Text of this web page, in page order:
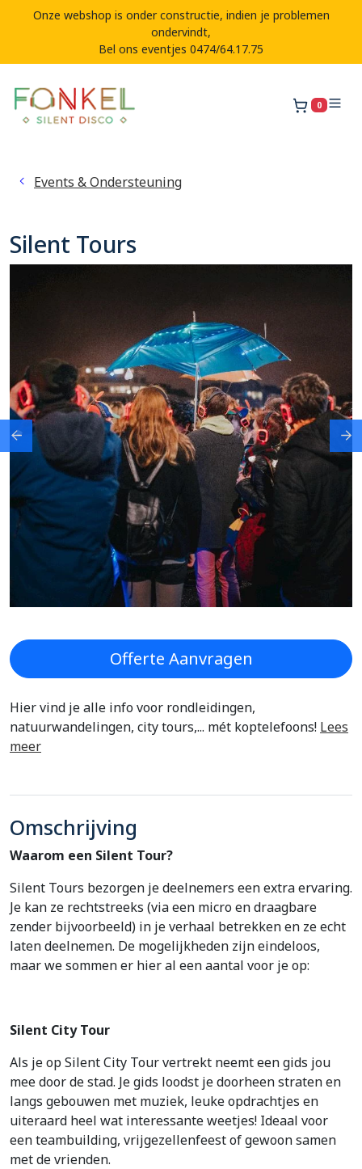
Onze webshop is onder constructie, indien je problemen
ondervindt,
Bel ons eventjes 0474/64.17.75
0
Events & Ondersteuning
Silent Tours
Previous
Offerte Aanvragen
Hier vind je alle info voor rondleidingen,
natuurwandelingen, city tours,... mét koptelefoons! Lees
meer
Omschrijving
Waarom een Silent Tour?
Silent Tours bezorgen je deelnemers een extra ervaring.
Je kan ze rechtstreeks (via een micro en draagbare
zender bijvoorbeeld) in je verhaal betrekken en ze echt
laten deelnemen. De mogelijkheden zijn eindeloos,
maar we sommen er hier al een aantal voor je op:
Silent City Tour
Als je op Silent City Tour vertrekt neemt een gids jou
mee door de stad. Je gids loodst je doorheen straten en
langs gebouwen met muziek, leuke opdrachtjes en
uiteraard heel wat interessante weetjes! Ideaal voor
een teambuilding, vrijgezellenfeest of gewoon samen
met de vrienden.